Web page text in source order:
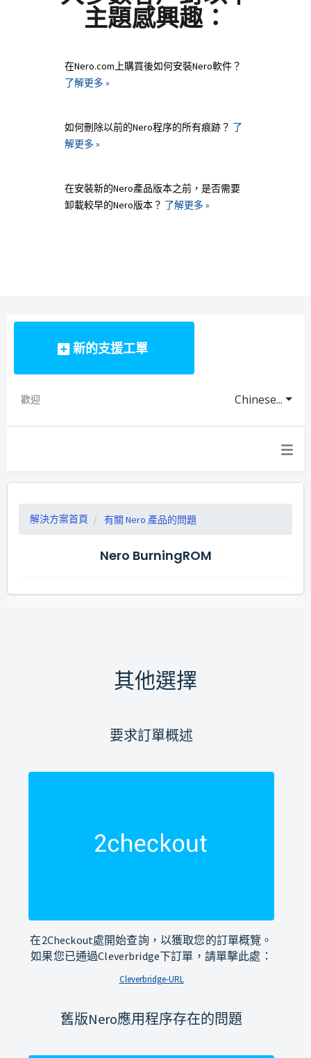
主題感興趣：
在Nero.com上購買後如何安裝Nero軟件？
了解更多 »
如何刪除以前的Nero程序的所有痕跡？ 了
解更多 »
在安裝新的Nero產品版本之前，是否需要
卸載較早的Nero版本？ 了解更多 »
新的支援工單
Chinese...
歡迎
解決方案首頁 有關 Nero 產品的問題
Nero BurningROM
其他選擇
要求訂單概述
在2Checkout處開始查詢，以獲取您的訂單概覽。
如果您已通過Cleverbridge下訂單，請單擊此處：
Cleverbridge-URL
舊版Nero應用程序存在的問題